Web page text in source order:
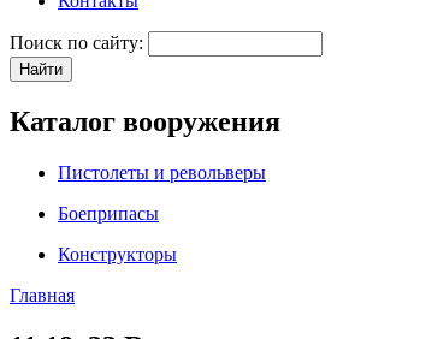
Поиск по сайту:
Каталог вооружения
Пистолеты и револьверы
Боеприпасы
Конструкторы
Главная